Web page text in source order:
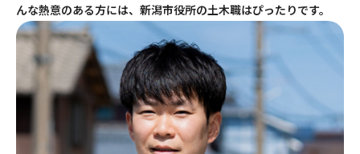
んな熱意のある方には、新潟市役所の土木職はぴったりです。